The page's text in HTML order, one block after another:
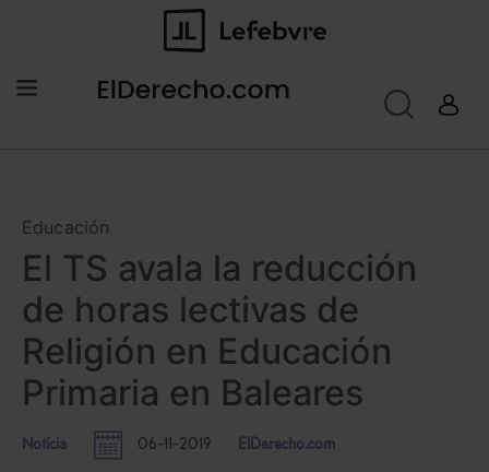
Educación
El TS avala la reducción
de horas lectivas de
Religión en Educación
Primaria en Baleares
Noticia 06-11-2019 ElDerecho.com